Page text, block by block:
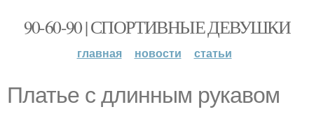
90-60-90 | СПОРТИВНЫЕ ДЕВУШКИ
главная новости статьи
Платье с длинным рукавом